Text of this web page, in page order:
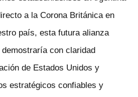
a la Corona Británica en
país, esta futura alianza
con claridad
de Estados Unidos y
estratégicos confiables y